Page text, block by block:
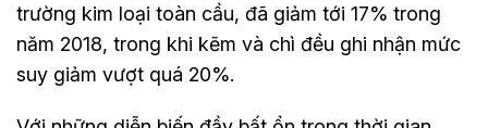
trường kim loại toàn cầu, đã giảm tới 17% trong
năm 2018, trong khi kẽm và chì đều ghi nhận mức
suy giảm vượt quá 20%.